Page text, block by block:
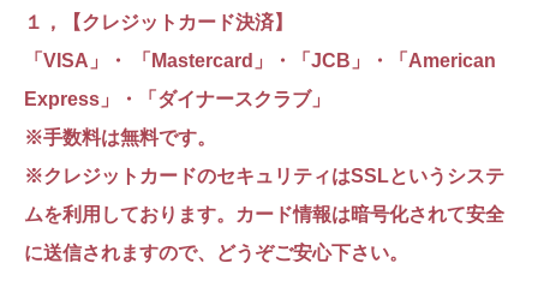
１，【クレジットカード決済】
「VISA」・ 「Mastercard」・「JCB」・「American
Express」・「ダイナースクラブ」
※手数料は無料です。
※クレジットカードのセキュリティはSSLというシステ
ムを利用しております。カード情報は暗号化されて安全
に送信されますので、どうぞご安心下さい。